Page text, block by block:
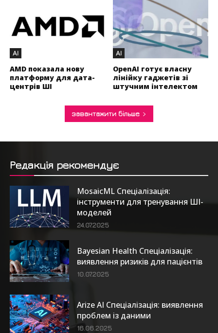
AI
AMD показала нову
платформу для дата-
центрів ШІ
AI
OpenAI готує власну
лінійку гаджетів зі
штучним інтелектом
завантажити більше
Редакція рекомендує
MosaicML Спеціалізація:
інструменти для тренування ШІ-
моделей
24.07.2025
Bayesian Health Спеціалізація:
виявлення ризиків для пацієнтів
10.07.2025
Arize AI Спеціалізація: виявлення
проблем із даними
16.06.2025